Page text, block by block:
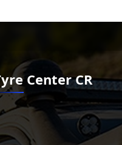
Center CR